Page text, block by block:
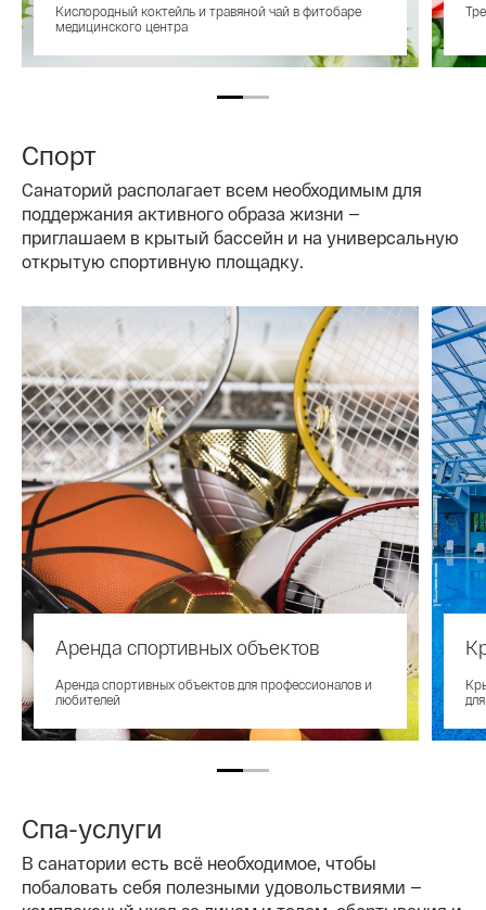
Кислородный коктейль и травяной чай в фитобаре
медицинского центра
Спорт
Санаторий располагает всем необходимым для
поддержания активного образа жизни —
приглашаем в крытый бассейн и на универсальную
открытую спортивную площадку.
Аренда спортивных объектов
Аренда спортивных объектов для профессионалов и
любителей
Спа-услуги
В санатории есть всё необходимое, чтобы
побаловать себя полезными удовольствиями —